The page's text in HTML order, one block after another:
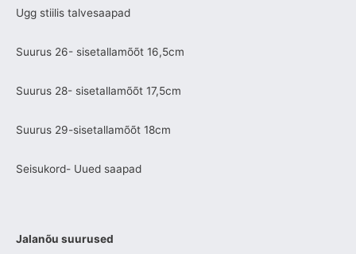
Ugg stiilis talvesaapad
Suurus 26- sisetallamõõt 16,5cm
Suurus 28- sisetallamõõt 17,5cm
Suurus 29-sisetallamõõt 18cm
Seisukord- Uued saapad
Jalanõu suurused